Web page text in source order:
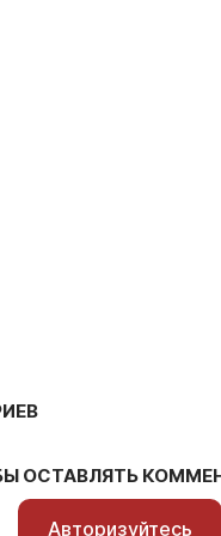
ОСТАВЛЯТЬ
Авторизуйтесь